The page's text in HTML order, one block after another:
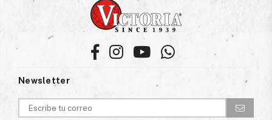
FacebookInstagramYouTubeWhatsapp
Newsletter